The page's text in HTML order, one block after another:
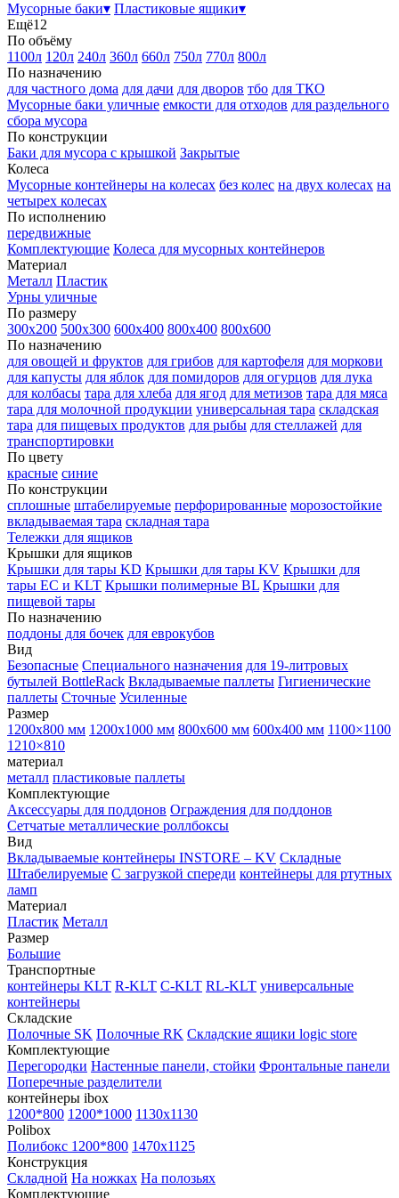
Мусорные баки▾ Пластиковые ящики▾
Ещё12
По объёму
1100л 120л 240л 360л 660л 750л 770л 800л
По назначению
для частного дома для дачи для дворов тбо для ТКО
Мусорные баки уличные емкости для отходов для раздельного
сбора мусора
По конструкции
Баки для мусора с крышкой Закрытые
Колеса
Мусорные контейнеры на колесах без колес на двух колесах на
четырех колесах
По исполнению
передвижные
Комплектующие Колеса для мусорных контейнеров
Материал
Металл Пластик
Урны уличные
По размеру
300х200 500х300 600х400 800х400 800х600
По назначению
для овощей и фруктов для грибов для картофеля для моркови
для капусты для яблок для помидоров для огурцов для лука
для колбасы тара для хлеба для ягод для метизов тара для мяса
тара для молочной продукции универсальная тара складская
тара для пищевых продуктов для рыбы для стеллажей для
транспортировки
По цвету
красные синие
По конструкции
сплошные штабелируемые перфорированные морозостойкие
вкладываемая тара складная тара
Тележки для ящиков
Крышки для ящиков
Крышки для тары KD Крышки для тары KV Крышки для
тары EC и KLT Крышки полимерные BL Крышки для
пищевой тары
По назначению
поддоны для бочек для еврокубов
Вид
Безопасные Специального назначения для 19-литровых
бутылей BottleRack Вкладываемые паллеты Гигиенические
паллеты Сточные Усиленные
Размер
1200х800 мм 1200х1000 мм 800х600 мм 600х400 мм 1100×1100
1210×810
материал
металл пластиковые паллеты
Комплектующие
Аксессуары для поддонов Ограждения для поддонов
Сетчатые металлические роллбоксы
Вид
Вкладываемые контейнеры INSTORE – KV Складные
Штабелируемые С загрузкой спереди контейнеры для ртутных
ламп
Материал
Пластик Металл
Размер
Большие
Транспортные
контейнеры KLT R-KLT C-KLT RL-KLT универсальные
контейнеры
Складские
Полочные SK Полочные RK Складские ящики logic store
Комплектующие
Перегородки Настенные панели, стойки Фронтальные панели
Поперечные разделители
контейнеры ibox
1200*800 1200*1000 1130x1130
Polibox
Полибокс 1200*800 1470х1125
Конструкция
Складной На ножках На полозьях
Комплектующие